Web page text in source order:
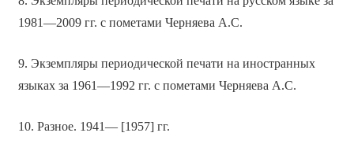
1981—2009 гг. с пометами Черняева А.С.
9. Экземпляры периодической печати на иностранных
языках за 1961—1992 гг. с пометами Черняева А.С.
10. Разное. 1941— [1957] гг.